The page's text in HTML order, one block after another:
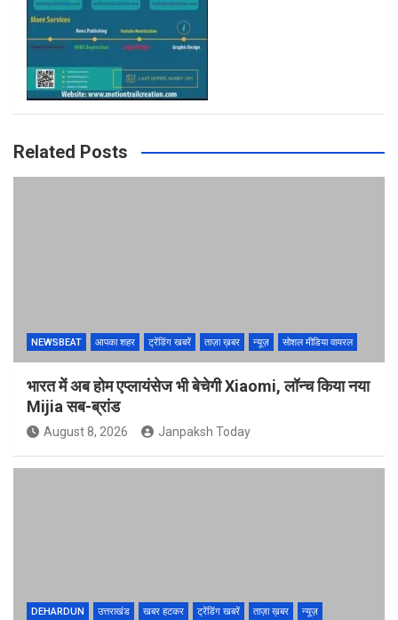
Related Posts
NEWSBEAT आपका शहर ट्रेंडिंग खबरें ताज़ा ख़बर न्यूज़ सोशल मीडिया वायरल
भारत में अब होम एप्लायंसेज भी बेचेगी Xiaomi, लॉन्च किया नया
Mijia सब-ब्रांड
August 8, 2026 Janpaksh Today
DEHARDUN उत्तराखंड खबर हटकर ट्रेंडिंग खबरें ताज़ा ख़बर
न्यूज़